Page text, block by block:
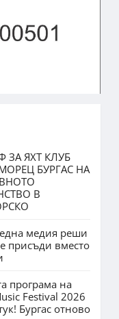
ЗА ЯХТ КЛУБ
БУРГАС НА
В
една медия реши
присъди вместо
програма на
Festival 2026
Бургас отново